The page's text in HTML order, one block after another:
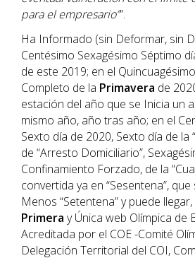
para el empresario””.
Ha Informado (sin Deformar, sin
Centésimo Sexagésimo Séptimo
de este 2019; en el
Completo de la Primavera de
estación del año que se Inicia un
mismo año, año tras año; en el
Sexto día de 2020, Sexto día de la
de “Arresto Domiciliario”,
Confinamiento Forzado, de la
convertida ya en “Sesentena”,
Menos “Setentena” y puede llegar,
Primera y Única web Olímpica de
Acreditada por el COE -Comité
Delegación Territorial del COI,